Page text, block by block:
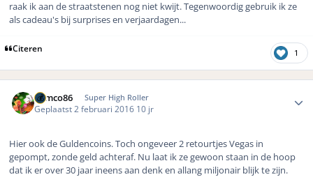
raak ik aan de straatstenen nog niet kwijt. Tegenwoordig gebruik ik ze
als cadeau's bij surprises en verjaardagen...
Citeren 1
Remco86 Super High Roller
Geplaatst 2 februari 2016 10 jr
Hier ook de Guldencoins. Toch ongeveer 2 retourtjes Vegas in
gepompt, zonde geld achteraf. Nu laat ik ze gewoon staan in de hoop
dat ik er over 30 jaar ineens aan denk en allang miljonair blijk te zijn.